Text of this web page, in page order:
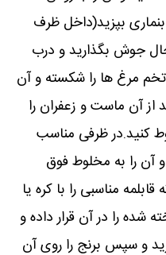
بپزید(داخل ظرف
جوش بگذارید و درب
مرغ ها را شکسته و آن
از آن ماست و زعفران را
کنید.در ظرفی مناسب
و آن را به مخلوط فوق
مناسبی را با کره یا
را در آن قرار داده و
و سپس برنج را روی آن